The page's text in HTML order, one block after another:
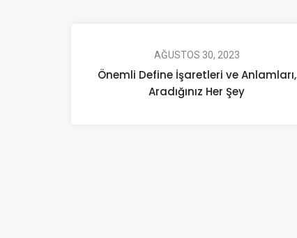
AĞUSTOS 30, 2023
Önemli Define İşaretleri ve Anlamları,
Aradığınız Her Şey